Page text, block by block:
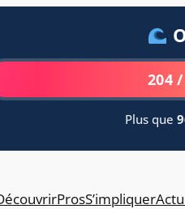
204
Plus que
ProsS’impliquerActu